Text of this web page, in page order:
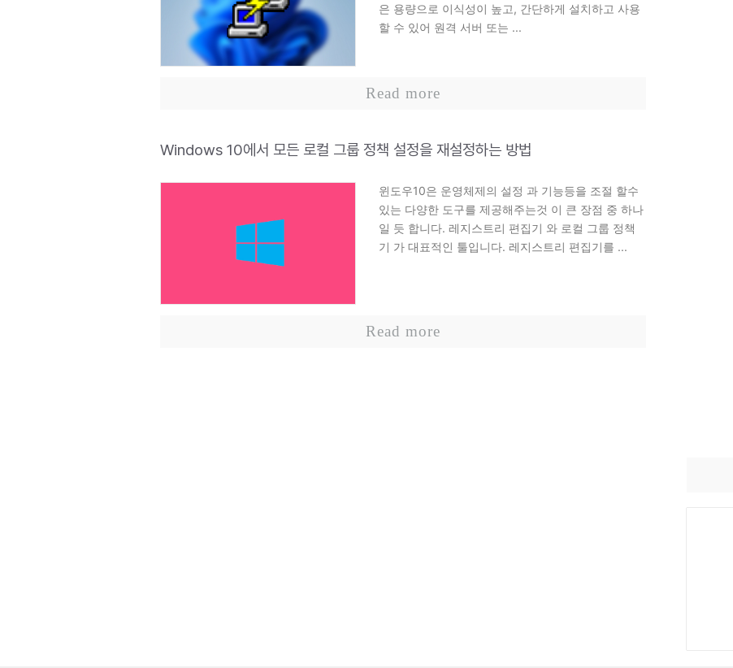
은 용량으로 이식성이 높고, 간단하게 설치하고 사용
할 수 있어 원격 서버 또는 ...
Read more
Windows 10에서 모든 로컬 그룹 정책 설정을 재설정하는 방법
윈도우10은 운영체제의 설정 과 기능등을 조절 할수
있는 다양한 도구를 제공해주는것 이 큰 장점 중 하나
일 듯 합니다. 레지스트리 편집기 와 로컬 그룹 정책
기 가 대표적인 툴입니다. 레지스트리 편집기를 ...
Read more